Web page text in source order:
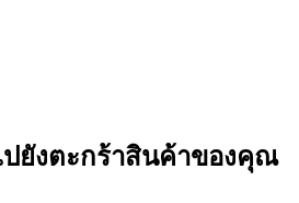
ยังตะกร้าสินค้าของคุณ